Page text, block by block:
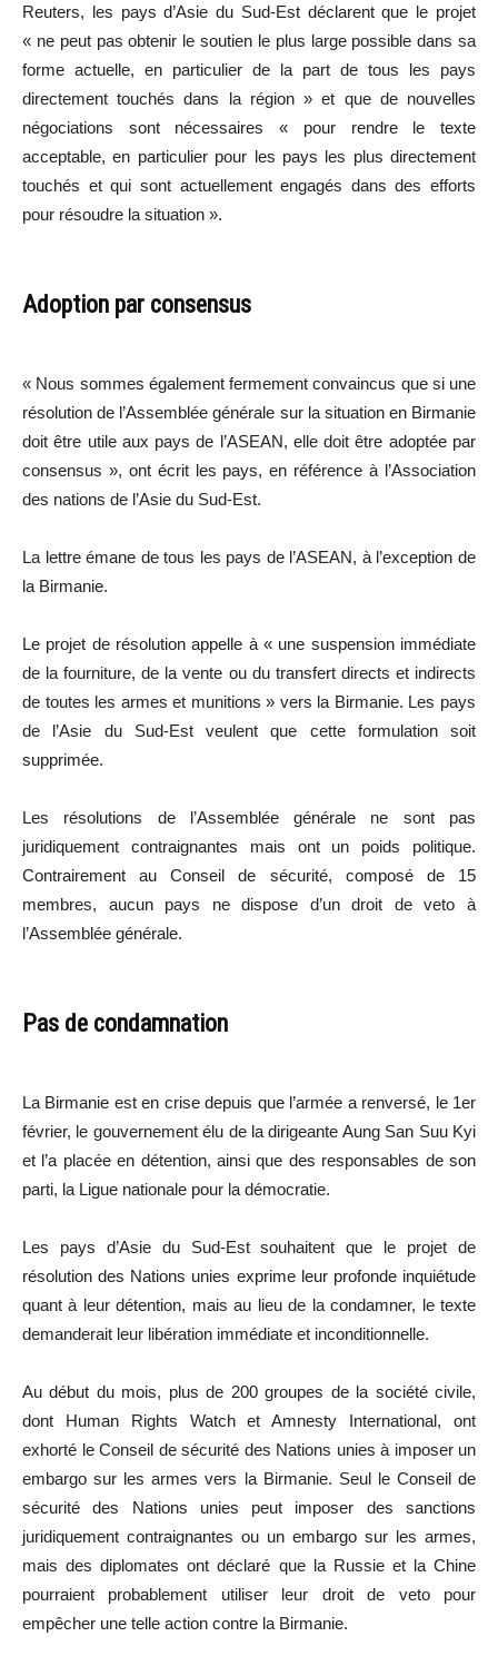
Reuters, les pays d’Asie du Sud-Est déclarent que le projet
« ne peut pas obtenir le soutien le plus large possible dans sa
forme actuelle, en particulier de la part de tous les pays
directement touchés dans la région » et que de nouvelles
négociations sont nécessaires « pour rendre le texte
acceptable, en particulier pour les pays les plus directement
touchés et qui sont actuellement engagés dans des efforts
pour résoudre la situation ».
Adoption par consensus
« Nous sommes également fermement convaincus que si une
résolution de l’Assemblée générale sur la situation en Birmanie
doit être utile aux pays de l’ASEAN, elle doit être adoptée par
consensus », ont écrit les pays, en référence à l’Association
des nations de l’Asie du Sud-Est.
La lettre émane de tous les pays de l’ASEAN, à l’exception de
la Birmanie.
Le projet de résolution appelle à « une suspension immédiate
de la fourniture, de la vente ou du transfert directs et indirects
de toutes les armes et munitions » vers la Birmanie. Les pays
de l’Asie du Sud-Est veulent que cette formulation soit
supprimée.
Les résolutions de l’Assemblée générale ne sont pas
juridiquement contraignantes mais ont un poids politique.
Contrairement au Conseil de sécurité, composé de 15
membres, aucun pays ne dispose d’un droit de veto à
l’Assemblée générale.
Pas de condamnation
La Birmanie est en crise depuis que l’armée a renversé, le 1er
février, le gouvernement élu de la dirigeante Aung San Suu Kyi
et l’a placée en détention, ainsi que des responsables de son
parti, la Ligue nationale pour la démocratie.
Les pays d’Asie du Sud-Est souhaitent que le projet de
résolution des Nations unies exprime leur profonde inquiétude
quant à leur détention, mais au lieu de la condamner, le texte
demanderait leur libération immédiate et inconditionnelle.
Au début du mois, plus de 200 groupes de la société civile,
dont Human Rights Watch et Amnesty International, ont
exhorté le Conseil de sécurité des Nations unies à imposer un
embargo sur les armes vers la Birmanie. Seul le Conseil de
sécurité des Nations unies peut imposer des sanctions
juridiquement contraignantes ou un embargo sur les armes,
mais des diplomates ont déclaré que la Russie et la Chine
pourraient probablement utiliser leur droit de veto pour
empêcher une telle action contre la Birmanie.